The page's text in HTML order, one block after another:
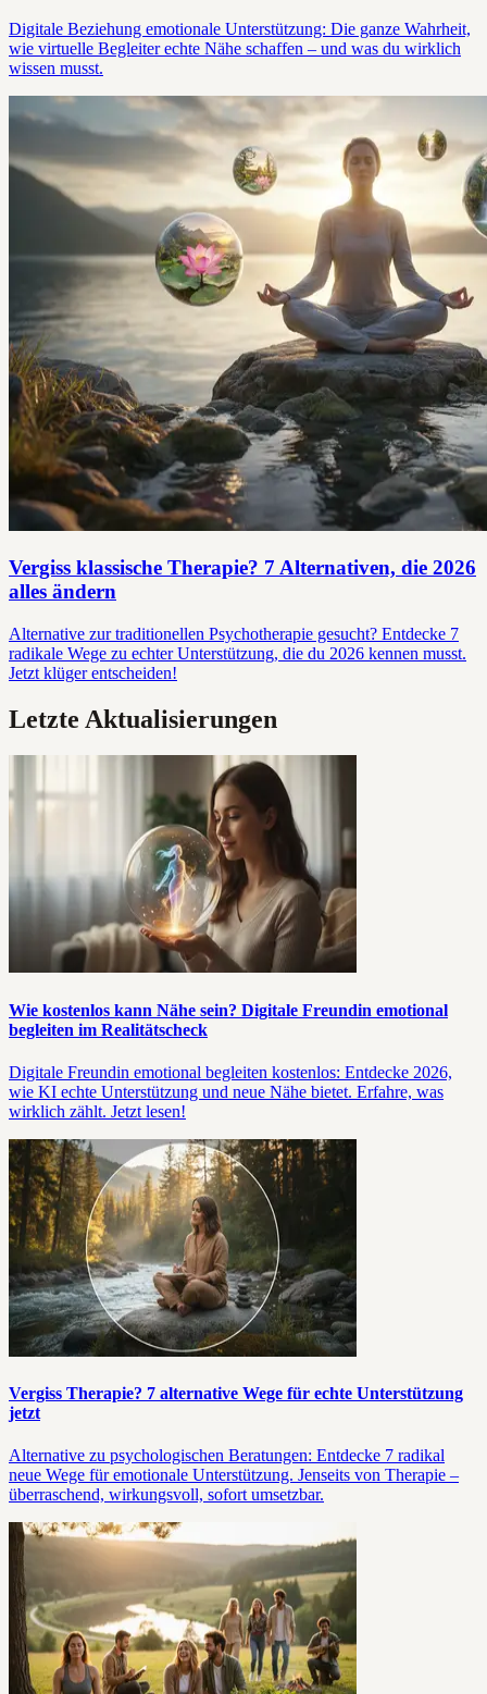
Digitale Beziehung emotionale Unterstützung: Die ganze Wahrheit,
wie virtuelle Begleiter echte Nähe schaffen – und was du wirklich
wissen musst.
Vergiss klassische Therapie? 7 Alternativen, die 2026
alles ändern
Alternative zur traditionellen Psychotherapie gesucht? Entdecke 7
radikale Wege zu echter Unterstützung, die du 2026 kennen musst.
Jetzt klüger entscheiden!
Letzte Aktualisierungen
Wie kostenlos kann Nähe sein? Digitale Freundin emotional
begleiten im Realitätscheck
Digitale Freundin emotional begleiten kostenlos: Entdecke 2026,
wie KI echte Unterstützung und neue Nähe bietet. Erfahre, was
wirklich zählt. Jetzt lesen!
Vergiss Therapie? 7 alternative Wege für echte Unterstützung
jetzt
Alternative zu psychologischen Beratungen: Entdecke 7 radikal
neue Wege für emotionale Unterstützung. Jenseits von Therapie –
überraschend, wirkungsvoll, sofort umsetzbar.